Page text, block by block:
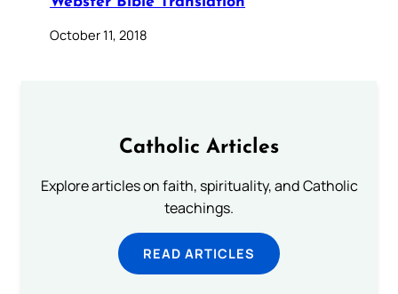
October 11, 2018
Catholic Articles
Explore articles on faith, spirituality, and Catholic
teachings.
READ ARTICLES